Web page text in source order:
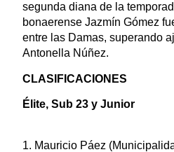
segunda diana de la
bonaerense Jazmín Gómez
entre las Damas, superando
Antonella Núñez.
CLASIFICACIONES
Élite, Sub 23 y Junior
1. Mauricio Páez